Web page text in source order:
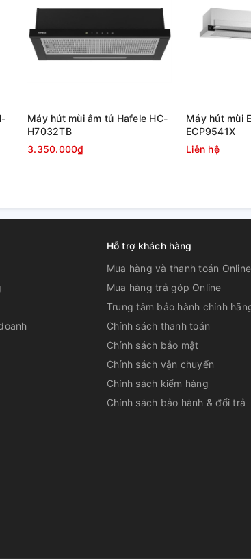
thời gian dài do tấm lưới lọc
máy bên trong. Hơn nữa
xuyên. Bên cạnh đó là 2 đèn
phím cảm ứng cùng màn
Máy hút mùi âm tủ Hafele HC-
H7032TB
3.350.000₫
Máy hút mùi
ECP9541X
Liên hệ
Hỗ trợ khách hàng
Mua hàng và thanh toán Online
Mua hàng trả góp Online
Trung tâm bảo hành chính
Chính sách thanh toán
Chính sách bảo mật
Chính sách vận chuyển
Chính sách kiểm hàng
Chính sách bảo hành & đổi trả